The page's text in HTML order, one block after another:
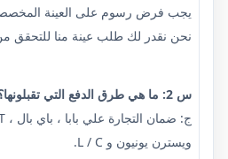
يجب فرض رسوم على العينة
نحن نقدر لك طلب عينة منا للتحقق
س 2: ما هي طرق الدفع التي تقبلونها؟
ويسترن يونيون و L / C.